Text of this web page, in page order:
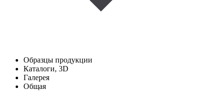
Образцы продукции
Каталоги, 3D
Галерея
Общая